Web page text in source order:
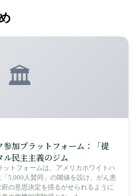
🏛️
加プラットフォーム：「提
民主主義のジム
ットフォームは、アメリカホワイトハ
5,000人賛同」の閾値を設け、がん患
の意思決定を揺るがせられるように